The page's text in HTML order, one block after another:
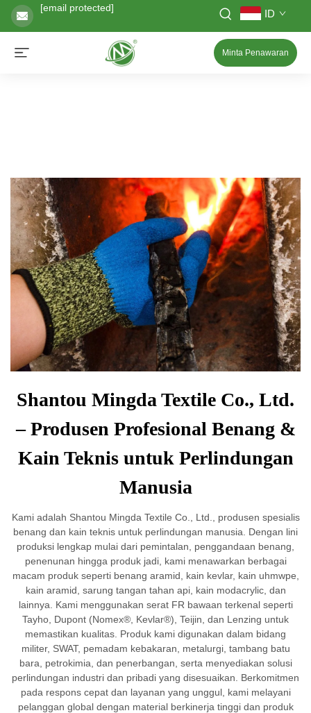
[email protected] ID
Minta Penawaran
Shantou Mingda Textile Co., Ltd.
– Produsen Profesional Benang &
Kain Teknis untuk Perlindungan
Manusia
Kami adalah Shantou Mingda Textile Co., Ltd., produsen spesialis
benang dan kain teknis untuk perlindungan manusia. Dengan lini
produksi lengkap mulai dari pemintalan, penggandaan benang,
penenunan hingga produk jadi, kami menawarkan berbagai
macam produk seperti benang aramid, kain kevlar, kain uhmwpe,
kain aramid, sarung tangan tahan api, kain modacrylic, dan
lainnya. Kami menggunakan serat FR bawaan terkenal seperti
Tayho, Dupont (Nomex®, Kevlar®), Teijin, dan Lenzing untuk
memastikan kualitas. Produk kami digunakan dalam bidang
militer, SWAT, pemadam kebakaran, metalurgi, tambang batu
bara, petrokimia, dan penerbangan, serta menyediakan solusi
perlindungan industri dan pribadi yang disesuaikan. Berkomitmen
pada respons cepat dan layanan yang unggul, kami melayani
pelanggan global dengan material berkinerja tinggi dan produk